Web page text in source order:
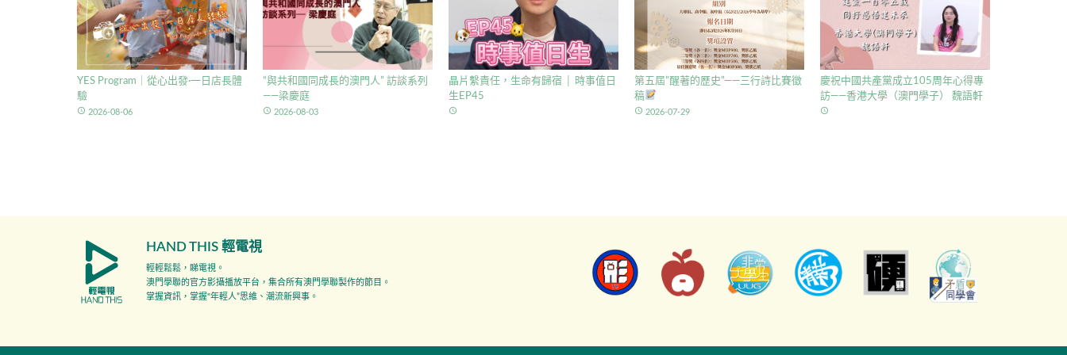
YES Program｜從心出發·一日店長體
驗
access_time 2026-08-06
“與共和國同成長的澳門人” 訪談系列
——梁慶庭
access_time 2026-08-03
晶片繫責任，生命有歸宿 │ 時事值日
生EP45
access_time
第五屆”醒著的歷史”——三行詩比賽徵
稿
access_time 2026-07-29
慶祝中國共產黨成立105周年心得專
訪——香港大學（澳門學子） 魏語軒
access_time
HAND THIS 輕電視
輕輕鬆鬆，睇電視。
澳門學聯的官方影攝播放平台，集合所有澳門學聯製作的節目。
掌握資訊，掌握"年輕人”思維、潮流新興事。